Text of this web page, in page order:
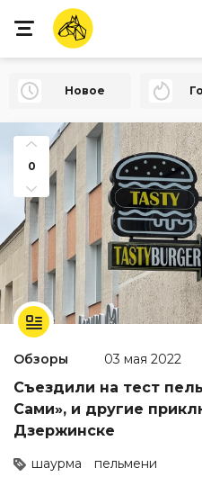
Новое
0
Обзоры 03 мая 2022
Съездили на тест
Сами», и другие
Дзержинске
шаурма пельмени